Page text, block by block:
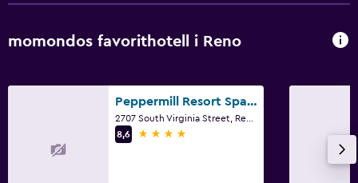
momondos favorithotell i Reno
Peppermill Resort Spa Casino, WorldHotels Elite
8,6
4 stjärnor